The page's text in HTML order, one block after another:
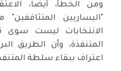
ومن الخطأ، أيضاً،
"اليساريين
الانتخابات ليست سوى
المتنفذة، وأن الطريق
اعتراف ببقاء سلطة